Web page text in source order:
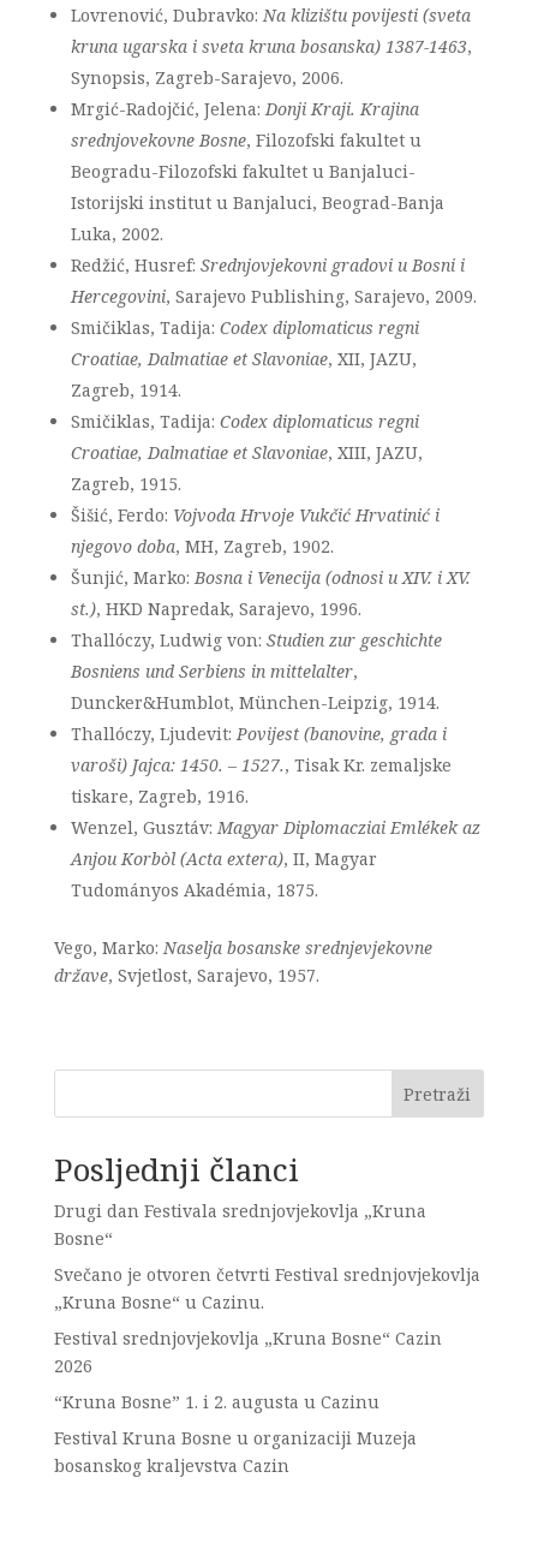
Lovrenović, Dubravko:Na klizištu povijesti (sveta
kruna ugarska i sveta kruna bosanska) 1387-1463,
Synopsis, Zagreb-Sarajevo, 2006.
Mrgić-Radojčić, Jelena:Donji Kraji. Krajina
srednjovekovne Bosne, Filozofski fakultet u
Beogradu-Filozofski fakultet u Banjaluci-
Istorijski institut u Banjaluci, Beograd-Banja
Luka, 2002.
Redžić, Husref: Srednjovjekovni gradovi u Bosni i
Hercegovini, Sarajevo Publishing, Sarajevo, 2009.
Smičiklas, Tadija: Codex diplomaticus regni
Croatiae, Dalmatiae et Slavoniae, XII, JAZU,
Zagreb, 1914.
Smičiklas, Tadija: Codex diplomaticus regni
Croatiae, Dalmatiae et Slavoniae, XIII, JAZU,
Zagreb, 1915.
Šišić, Ferdo: Vojvoda Hrvoje Vukčić Hrvatinić i
njegovo doba, MH, Zagreb, 1902.
Šunjić, Marko:Bosna i Venecija (odnosi u XIV. i XV.
st.), HKD Napredak, Sarajevo, 1996.
Thallóczy, Ludwig von: Studien zur geschichte
Bosniens und Serbiens in mittelalter,
Duncker&Humblot, München-Leipzig, 1914.
Thallóczy, Ljudevit:Povijest (banovine, grada i
varoši) Jajca: 1450. – 1527., Tisak Kr. zemaljske
tiskare, Zagreb, 1916.
Wenzel, Gusztáv:Magyar DiplomacziaiEmlékek az
Anjou Korbòl (Acta extera), II, Magyar
Tudományos Akadémia, 1875.
Vego, Marko:Naselja bosanske srednjevjekovne
države, Svjetlost, Sarajevo, 1957.
Pretraži
Posljednji članci
Drugi dan Festivala srednjovjekovlja „Kruna
Bosne“
Svečano je otvoren četvrti Festival srednjovjekovlja
„Kruna Bosne“ u Cazinu.
Festival srednjovjekovlja „Kruna Bosne“ Cazin
2026
“Kruna Bosne” 1. i 2. augusta u Cazinu
Festival Kruna Bosne u organizaciji Muzeja
bosanskog kraljevstva Cazin